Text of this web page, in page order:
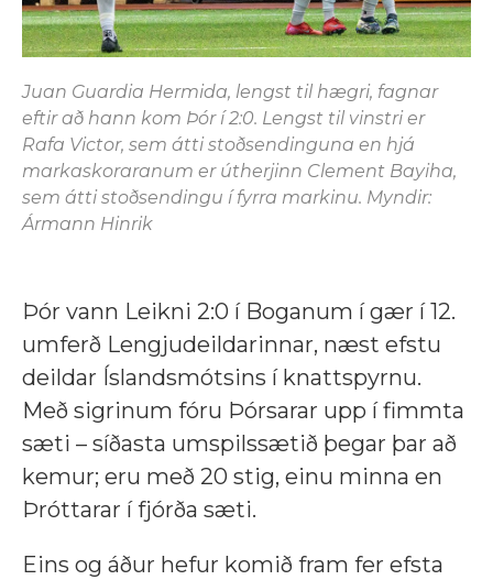
Juan Guardia Hermida, lengst til hægri, fagnar
eftir að hann kom Þór í 2:0. Lengst til vinstri er
Rafa Victor, sem átti stoðsendinguna en hjá
markaskoraranum er útherjinn Clement Bayiha,
sem átti stoðsendingu í fyrra markinu. Myndir:
Ármann Hinrik
Þór vann Leikni 2:0 í Boganum í gær í 12.
umferð Lengjudeildarinnar, næst efstu
deildar Íslandsmótsins í knattspyrnu.
Með sigrinum fóru Þórsarar upp í fimmta
sæti – síðasta umspilssætið þegar þar að
kemur; eru með 20 stig, einu minna en
Þróttarar í fjórða sæti.
Eins og áður hefur komið fram fer efsta